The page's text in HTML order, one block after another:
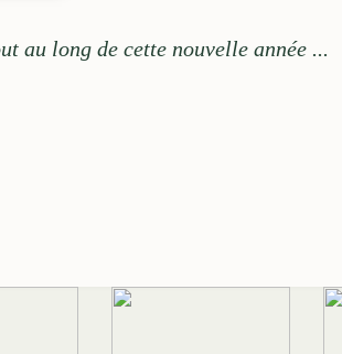
au long de cette nouvelle année ...